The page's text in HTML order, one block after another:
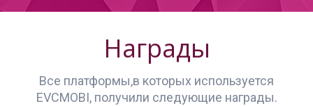
Награды
Все платформы,в которых используется
EVCMOBI, получили следующие награды.